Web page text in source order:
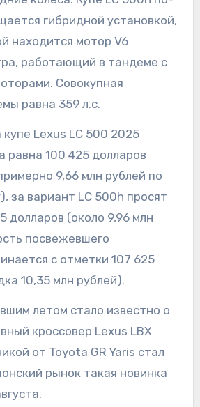
гибридной установкой,
находится мотор V6
работающий в тандеме с
Совокупная
равна 359 л.с.
Lexus LC 500 2025
равна 100 425 долларов
9,66 млн рублей по
за вариант LC 500h просят
долларов (около 9,96 млн
посвежевшего
с отметки 107 625
10,35 млн рублей).
летом стало известно о
кроссовер Lexus LBX
от Toyota GR Yaris стал
рынок такая новинка